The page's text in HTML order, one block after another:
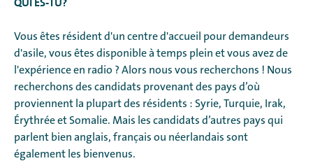
Vous êtes résident d'un centre d'accueil pour demandeurs
d'asile, vous êtes disponible à temps plein et vous avez de
l'expérience en radio ? Alors nous vous recherchons ! Nous
recherchons des candidats provenant des pays d’où
proviennent la plupart des résidents : Syrie, Turquie, Irak,
Érythrée et Somalie. Mais les candidats d’autres pays qui
parlent bien anglais, français ou néerlandais sont
également les bienvenus.